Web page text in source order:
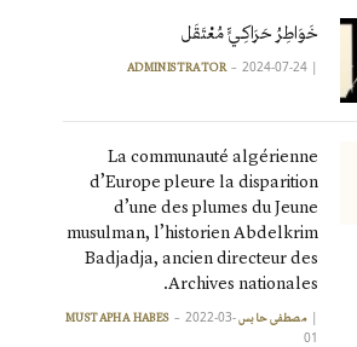
خَوَاطِرُ حَرَاكِـيٍّ مُعْتَقَل
|
ADMINISTRATOR 2024-07-24
La communauté algérienne
d’Europe pleure la disparition
d’une des plumes du Jeune
musulman, l’historien Abdelkrim
Badjadja, ancien directeur des
Archives nationales.
| مصطفى حابس MUSTAPHA HABES2022-03-
01